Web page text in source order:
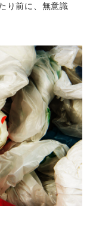
り前に、無意識